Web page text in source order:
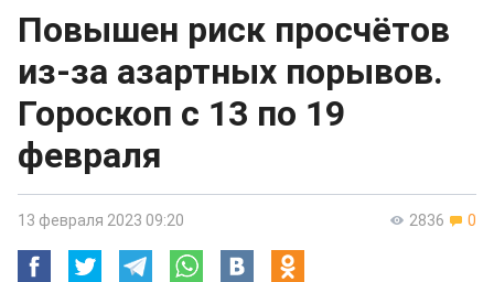
Повышен риск просчётов
из-за азартных порывов.
Гороскоп с 13 по 19
февраля
2836 0
13 февраля 2023 09:20